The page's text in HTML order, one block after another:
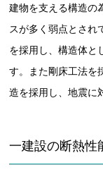
建物を支える構造の
スが多く弱点とされ
を採用し、構造体と
す。また剛床工法を
造を採用し、地震に
一建設の断熱性